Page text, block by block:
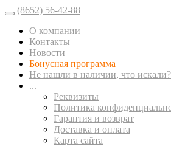
(8652) 56-42-88
О компании
Контакты
Новости
Бонусная программа
Не нашли в наличии, что искали?
...
Реквизиты
Политика
Гарантия и возврат
Доставка и оплата
Карта сайта